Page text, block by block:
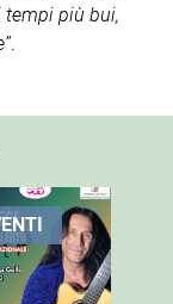
tempi più bui,
.